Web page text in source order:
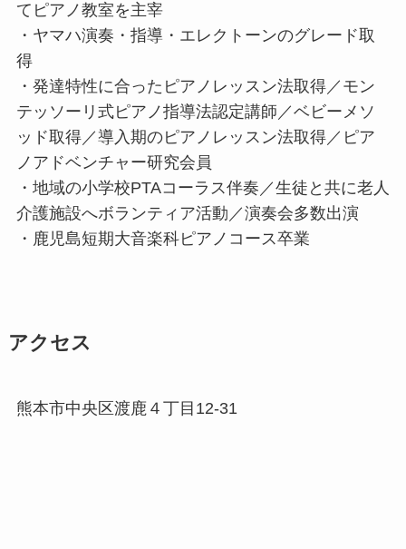
てピアノ教室を主宰
・ヤマハ演奏・指導・エレクトーンのグレード取
得
・発達特性に合ったピアノレッスン法取得／モン
テッソーリ式ピアノ指導法認定講師／ベビーメソ
ッド取得／導入期のピアノレッスン法取得／ピア
ノアドベンチャー研究会員
・地域の小学校PTAコーラス伴奏／生徒と共に老人
介護施設へボランティア活動／演奏会多数出演
・鹿児島短期大音楽科ピアノコース卒業
アクセス
熊本市中央区渡鹿４丁目12-31